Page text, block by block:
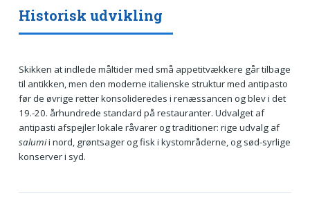
Historisk udvikling
Skikken at indlede måltider med små appetitvækkere går tilbage
til antikken, men den moderne italienske struktur med antipasto
før de øvrige retter konsolideredes i renæssancen og blev i det
19.-20. århundrede standard på restauranter. Udvalget af
antipasti afspejler lokale råvarer og traditioner: rige udvalg af
salumii nord, grøntsager og fisk i kystområderne, og sød-syrlige
konserver i syd.